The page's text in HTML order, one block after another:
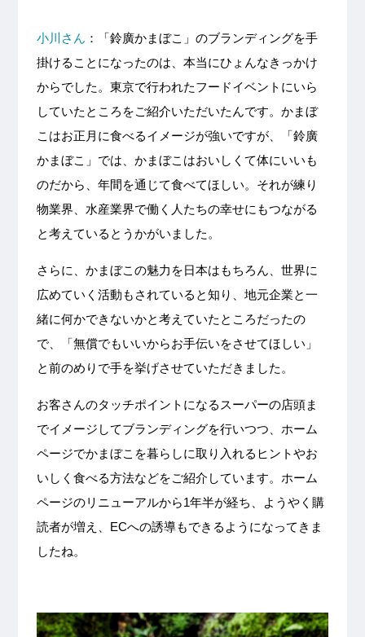
小川さん ：「鈴廣かまぼこ」のブランディングを手
掛けることになったのは、本当にひょんなきっかけ
からでした。東京で行われたフードイベントにいら
していたところをご紹介いただいたんです。かまぼ
こはお正月に食べるイメージが強いですが、「鈴廣
かまぼこ」では、かまぼこはおいしくて体にいいも
のだから、年間を通じて食べてほしい。それが練り
物業界、水産業界で働く人たちの幸せにもつながる
と考えているとうかがいました。
さらに、かまぼこの魅力を日本はもちろん、世界に
広めていく活動もされていると知り、地元企業と一
緒に何かできないかと考えていたところだったの
で、「無償でもいいからお手伝いをさせてほしい」
と前のめりで手を挙げさせていただきました。
お客さんのタッチポイントになるスーパーの店頭ま
でイメージしてブランディングを行いつつ、ホーム
ページでかまぼこを暮らしに取り入れるヒントやお
いしく食べる方法などをご紹介しています。ホーム
ページのリニューアルから1年半が経ち、ようやく購
読者が増え、ECへの誘導もできるようになってきま
したね。